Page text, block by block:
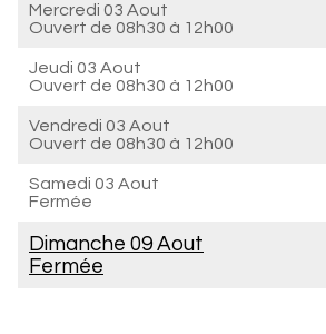
Mercredi 03 Aout
Ouvert de 08h30 à 12h00
Jeudi 03 Aout
Ouvert de 08h30 à 12h00
Vendredi 03 Aout
Ouvert de 08h30 à 12h00
Samedi 03 Aout
Fermée
Dimanche 09 Aout
Fermée